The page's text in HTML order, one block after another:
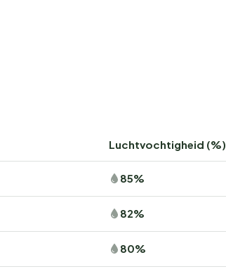
Luchtvochtigheid (%)
85%
82%
80%